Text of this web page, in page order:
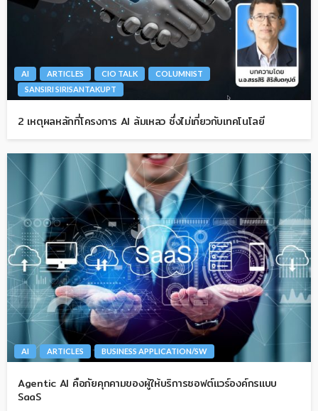
AI ARTICLES CIO TALK
COLUMNIST
SANSIRI SIRISANTAKUPT
2 เหตุผลหลักที่โครงการ AI ล้มเหลว ซึ่งไม่เกี่ยวกับเทคโนโลยี
AI ARTICLES BUSINESS APPLICATION/SW
Agentic AI คือภัยคุกคามของผู้ให้บริการซอฟต์แวร์องค์กรแบบ
SaaS